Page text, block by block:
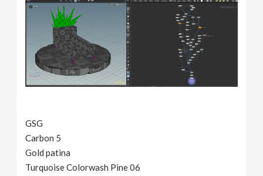
GSG
Carbon 5
Gold patina
Turquoise Colorwash Pine 06